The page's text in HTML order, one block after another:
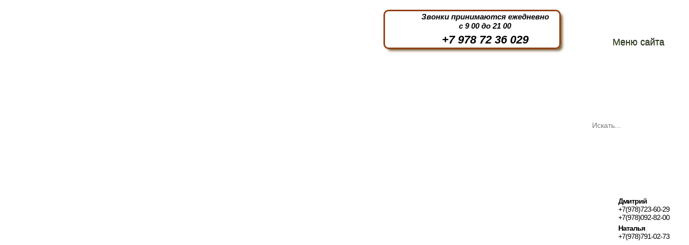
Дмитрий
+7(978)723-60-29
+7(978)092-82-00
Наталья
+7(978)791-02-73
Меню сайта
Звонки принимаются ежедневно
с 9 00 до 21 00
+7 978 72 36 029